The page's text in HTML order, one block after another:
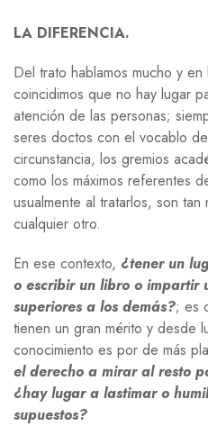
LA DIFERENCIA.
Del trato hablamos mucho y
coincidimos que no hay lugar
atención de las personas;
seres doctos con el vocablo
circunstancia, los gremios
como los máximos referentes
usualmente al tratarlos, son
cualquier otro.
En ese contexto, ¿tener un
o escribir un libro o impartir
superiores a los demás?; es
tienen un gran mérito y desde
conocimiento es por de más
el derecho a mirar al resto
¿hay lugar a lastimar o
supuestos?